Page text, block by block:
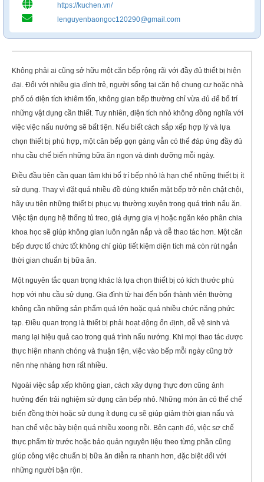
https://kuchen.vn/
lenguyenbaongoc120290@gmail.com
Không phải ai cũng sở hữu một căn bếp rộng rãi với đầy đủ thiết bị hiện
đại. Đối với nhiều gia đình trẻ, người sống tại căn hộ chung cư hoặc nhà
phố có diện tích khiêm tốn, không gian bếp thường chỉ vừa đủ để bố trí
những vật dụng cần thiết. Tuy nhiên, diện tích nhỏ không đồng nghĩa với
việc việc nấu nướng sẽ bất tiện. Nếu biết cách sắp xếp hợp lý và lựa
chọn thiết bị phù hợp, một căn bếp gọn gàng vẫn có thể đáp ứng đầy đủ
nhu cầu chế biến những bữa ăn ngon và dinh dưỡng mỗi ngày.
Điều đầu tiên cần quan tâm khi bố trí bếp nhỏ là hạn chế những thiết bị ít
sử dụng. Thay vì đặt quá nhiều đồ dùng khiến mặt bếp trở nên chật chội,
hãy ưu tiên những thiết bị phục vụ thường xuyên trong quá trình nấu ăn.
Việc tận dụng hệ thống tủ treo, giá đựng gia vị hoặc ngăn kéo phân chia
khoa học sẽ giúp không gian luôn ngăn nắp và dễ thao tác hơn. Một căn
bếp được tổ chức tốt không chỉ giúp tiết kiệm diện tích mà còn rút ngắn
thời gian chuẩn bị bữa ăn.
Một nguyên tắc quan trọng khác là lựa chọn thiết bị có kích thước phù
hợp với nhu cầu sử dụng. Gia đình từ hai đến bốn thành viên thường
không cần những sản phẩm quá lớn hoặc quá nhiều chức năng phức
tạp. Điều quan trọng là thiết bị phải hoạt động ổn định, dễ vệ sinh và
mang lại hiệu quả cao trong quá trình nấu nướng. Khi mọi thao tác được
thực hiện nhanh chóng và thuận tiện, việc vào bếp mỗi ngày cũng trở
nên nhẹ nhàng hơn rất nhiều.
Ngoài việc sắp xếp không gian, cách xây dựng thực đơn cũng ảnh
hưởng đến trải nghiệm sử dụng căn bếp nhỏ. Những món ăn có thể chế
biến đồng thời hoặc sử dụng ít dụng cụ sẽ giúp giảm thời gian nấu và
hạn chế việc bày biện quá nhiều xoong nồi. Bên cạnh đó, việc sơ chế
thực phẩm từ trước hoặc bảo quản nguyên liệu theo từng phần cũng
giúp công việc chuẩn bị bữa ăn diễn ra nhanh hơn, đặc biệt đối với
những người bận rộn.